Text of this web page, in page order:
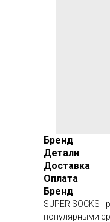
Бренд
Детали
Доставка
Оплата
Бренд
SUPER SOCKS
популярными